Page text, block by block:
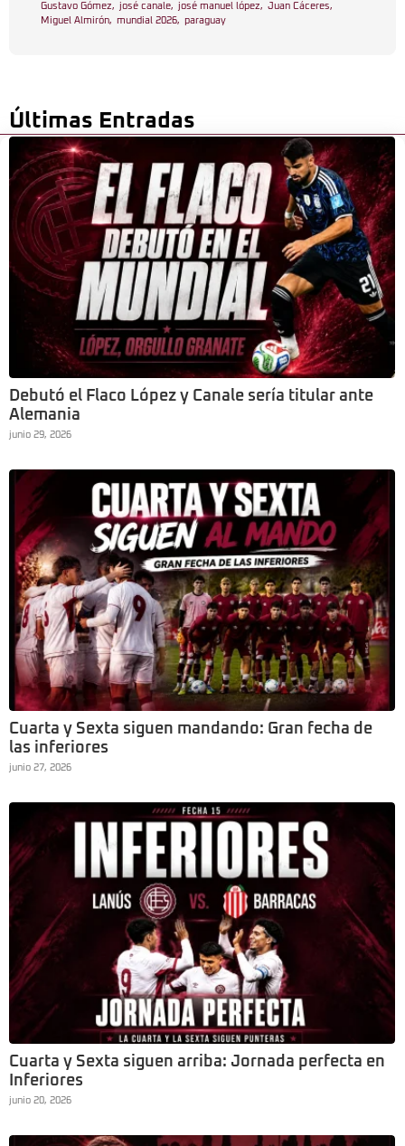
Gustavo Gómez, josé canale, josé manuel lópez, Juan Cáceres,
Miguel Almirón, mundial 2026, paraguay
Últimas Entradas
Debutó el Flaco López y Canale sería titular ante
Alemania
junio 29, 2026
Cuarta y Sexta siguen mandando: Gran fecha de
las inferiores
junio 27, 2026
Cuarta y Sexta siguen arriba: Jornada perfecta en
Inferiores
junio 20, 2026